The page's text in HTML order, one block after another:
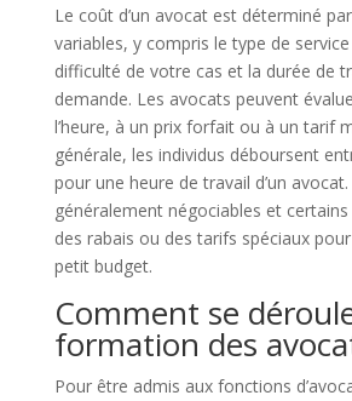
Le coût d’un avocat est déterminé
variables, y compris le type de
difficulté de votre cas et la durée de
demande. Les avocats peuvent
l’heure, à un prix forfait ou à un tarif
générale, les individus déboursent
pour une heure de travail d’un
généralement négociables et
des rabais ou des tarifs spéciaux
petit budget.
Comment se
formation des
Pour être admis aux fonctions